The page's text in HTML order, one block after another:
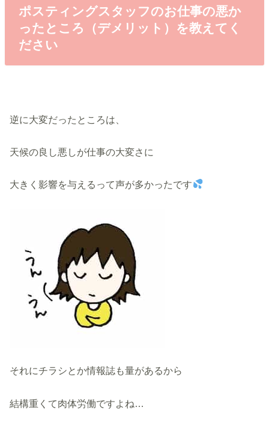
ポスティングスタッフのお仕事の悪か
ったところ（デメリット）を教えてく
ださい
逆に大変だったところは、
天候の良し悪しが仕事の大変さに
大きく影響を与えるって声が多かったです
それにチラシとか情報誌も量があるから
結構重くて肉体労働ですよね…